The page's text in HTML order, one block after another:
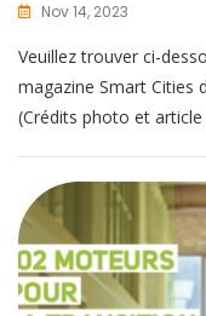
Nov 14, 2023
Veuillez trouver ci-
magazine Smart Cities
(Crédits photo et article